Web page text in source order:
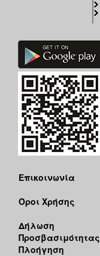
Επικοινωνία
Όροι Χρήσης
Δήλωση
Προσβασιμότητας
Πλοήγηση